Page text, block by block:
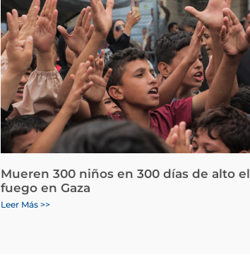
Mueren 300 niños en 300 días de alto el
fuego en Gaza
Leer Más >>